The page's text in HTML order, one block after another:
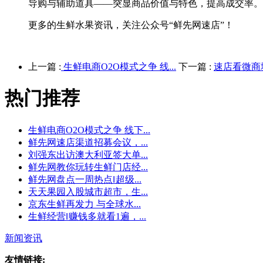
导购与辅助道具——突显商品价值与特色，提高成交率。
更多的生鲜水果资讯，关注公众号“鲜先网速店”！
上一篇 : 生鲜电商O2O模式之争 线... 下一篇 : 速店看微商
热门推荐
生鲜电商O2O模式之争 线下...
鲜先网速店渠道招募会议，...
刘强东出访澳大利亚签大单...
鲜先网教你玩转生鲜门店经...
鲜先网盘点一周热点‖超级...
天天果园入股城市超市，生...
京东生鲜再发力 与全球水...
生鲜经营‖赚钱多就看1遍，...
新闻资讯
友情链接: